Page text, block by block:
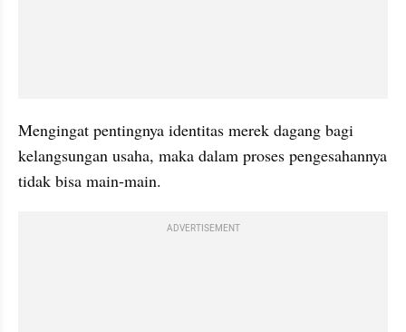
Mengingat pentingnya identitas merek dagang bagi
kelangsungan usaha, maka dalam proses pengesahannya
tidak bisa main-main.
ADVERTISEMENT